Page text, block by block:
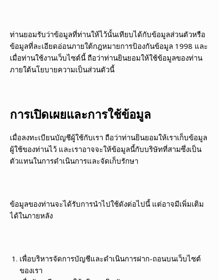
ท่านยอมรับว่าข้อมูลที่ท่านให้ไว้นั้นเทียบได้กับข้อมูลส่วนตัวหรือ
ข้อมูลที่ละเอียดอ่อนภายใต้กฎหมายการป้องกันข้อมูล 1998 และ
เมื่อท่านใช้งานเว็บไซต์นี้ ถือว่าท่านยินยอมให้ใช้ข้อมูลของท่าน
ภายใต้นโยบายความเป็นส่วนตัวนี้
การเปิดเผยและการใช้ข้อมูล
เมื่อลงทะเบียนบัญชีผู้ใช้กับเรา ถือว่าท่านยินยอมให้เราเก็บข้อมูล
ผู้ใช้ของท่านไว้ และเราอาจจะให้ข้อมูลนี้กับบริษัทที่สามซึ่งเป็น
ตัวแทนในการดำเนินการและจัดเก็บรักษา
ข้อมูลของท่านจะได้รับการนำไปใช้ดังต่อไปนี้ แต่อาจมีเพิ่มเติม
ได้ในภายหลัง
เพื่อบริหารจัดการบัญชีและดำเนินการฝาก-ถอนบนเว็บไซต์
ของเรา